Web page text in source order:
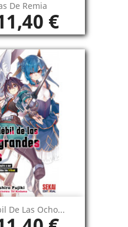
De Remia
€
De Las Ocho...